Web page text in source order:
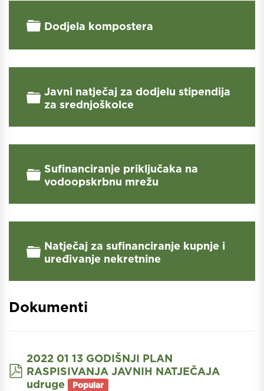
Folder
Dodjela kompostera
Folder
Javni natječaj za dodjelu stipendija
za srednjoškolce
Folder
Sufinanciranje priključaka na
vodoopskrbnu mrežu
Folder
Natječaj za sufinanciranje kupnje i
uređivanje nekretnine
Dokumenti
pdf
2022 01 13 GODIŠNJI PLAN
RASPISIVANJA JAVNIH NATJEČAJA
udruge
Popular